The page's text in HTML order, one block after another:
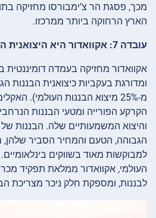
מכך, פסגת הר צ’ימבורסו מחזיקה
הארץ הרחוקה ביותר ממרכזו.
עובדה 7: אקוואדור היא היצואנית הגדולה ביותר של בננות
אקוואדור מחזיקה בעמדה דומיננטית
ומדורגת בעקביות כיצואנית הבננות
מ-25% מיצוא הבננות העולמי).
הקרקע הפורייה ומטעי הבננות
והיצוא המשמעותיים שלה. הבננות של
הגבוהה, הטעם והמחיר הסביר שלהן,
למבוקשות מאוד בשווקים
העולמי, אקוואדור ממלאת תפקיד
לבננות, ומספקת חלק ניכר מצריכת